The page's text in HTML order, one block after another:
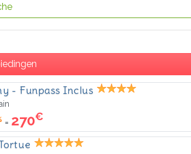
- Funpass Inclus
= 270€